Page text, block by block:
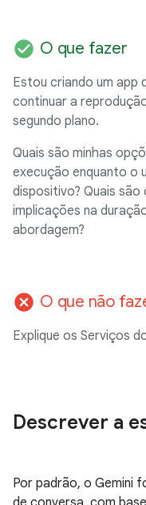
check_circle O que fazer
Estou criando um app
continuar a
segundo plano.
Quais são minhas
execução enquanto o
dispositivo? Quais são
implicações na
abordagem?
cancel O que não
Explique os Serviços
Descrever a
Por padrão, o Gemini